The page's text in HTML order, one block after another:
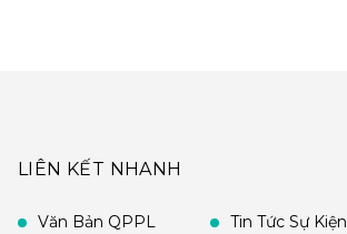
LIÊN KẾT NHANH
Văn Bản QPPL
Tin Tức Sự Kiện